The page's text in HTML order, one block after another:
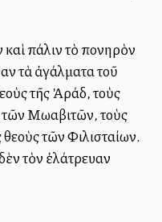
πάλιν τὸ πονηρὸν
τὰ ἀγάλματα τοῦ
τῆς Ἀράδ, τοὺς
τῶν Μωαβιτῶν, τοὺς
τῶν Φιλισταίων.
τὸν ἐλάτρευαν